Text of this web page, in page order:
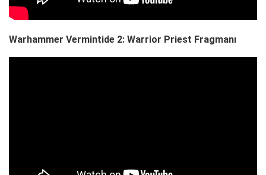
Warhammer Vermintide 2: Warrior Priest Fragmanı